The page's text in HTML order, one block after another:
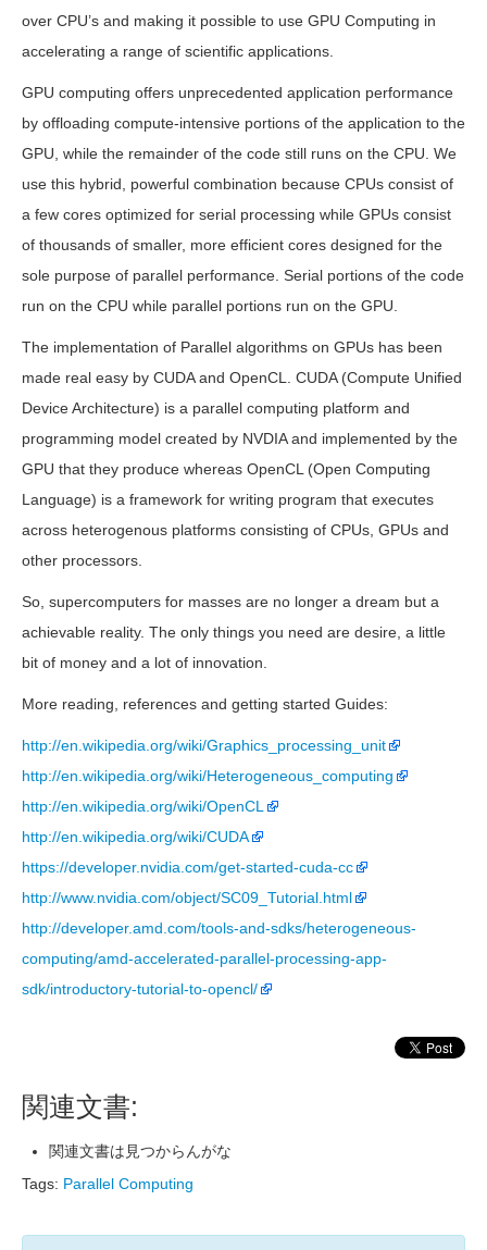
over CPU’s and making it possible to use GPU Computing in
accelerating a range of scientific applications.
GPU computing offers unprecedented application performance
by offloading compute-intensive portions of the application to the
GPU, while the remainder of the code still runs on the CPU. We
use this hybrid, powerful combination because CPUs consist of
a few cores optimized for serial processing while GPUs consist
of thousands of smaller, more efficient cores designed for the
sole purpose of parallel performance. Serial portions of the code
run on the CPU while parallel portions run on the GPU.
The implementation of Parallel algorithms on GPUs has been
made real easy by CUDA and OpenCL. CUDA (Compute Unified
Device Architecture) is a parallel computing platform and
programming model created by NVDIA and implemented by the
GPU that they produce whereas OpenCL (Open Computing
Language) is a framework for writing program that executes
across heterogenous platforms consisting of CPUs, GPUs and
other processors.
So, supercomputers for masses are no longer a dream but a
achievable reality. The only things you need are desire, a little
bit of money and a lot of innovation.
More reading, references and getting started Guides:
http://en.wikipedia.org/wiki/Graphics_processing_unit
http://en.wikipedia.org/wiki/Heterogeneous_computing
http://en.wikipedia.org/wiki/OpenCL
http://en.wikipedia.org/wiki/CUDA
https://developer.nvidia.com/get-started-cuda-cc
http://www.nvidia.com/object/SC09_Tutorial.html
http://developer.amd.com/tools-and-sdks/heterogeneous-
computing/amd-accelerated-parallel-processing-app-
sdk/introductory-tutorial-to-opencl/
関連文書:
関連文書は見つからんがな
Tags: Parallel Computing